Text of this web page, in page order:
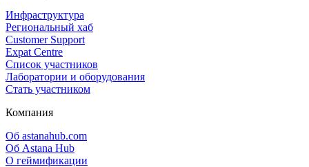
Инфраструктура
Региональный хаб
Customer Support
Expat Centre
Список участников
Лаборатории и оборудования
Стать участником
Компания
Об astanahub.com
Об Astana Hub
О геймификации